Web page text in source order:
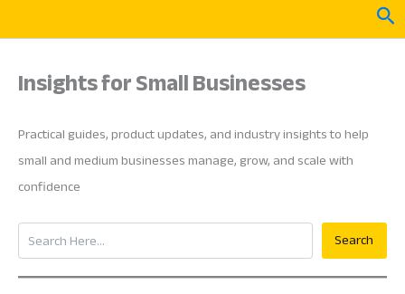
Insights for Small Businesses
Practical guides, product updates, and industry insights to help
small and medium businesses manage, grow, and scale with
confidence
Search
Search